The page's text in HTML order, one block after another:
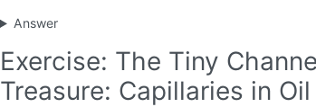
Answer
Exercise: The Tiny
Treasure: Capillaries in Oil